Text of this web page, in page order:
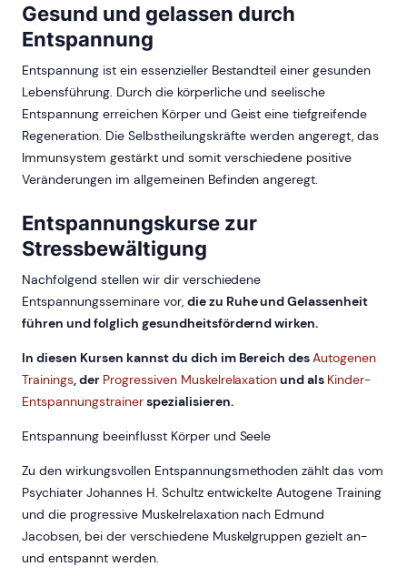
Gesund und gelassen durch
Entspannung
Entspannung ist ein essenzieller Bestandteil einer gesunden
Lebensführung. Durch die körperliche und seelische
Entspannung erreichen Körper und Geist eine tiefgreifende
Regeneration. Die Selbstheilungskräfte werden angeregt, das
Immunsystem gestärkt und somit verschiedene positive
Veränderungen im allgemeinen Befinden angeregt.
Entspannungskurse zur
Stressbewältigung
Nachfolgend stellen wir dir verschiedene
Entspannungsseminare vor, die zu Ruhe und Gelassenheit
führen und folglich gesundheitsfördernd wirken.
In diesen Kursen kannst du dich im Bereich desAutogenen
Trainings, der Progressiven Muskelrelaxationund als Kinder-
Entspannungstrainerspezialisieren.
Entspannung beeinflusst Körper und Seele
Zu den wirkungsvollen Entspannungsmethoden zählt das vom
Psychiater Johannes H. Schultz entwickelte Autogene Training
und die progressive Muskelrelaxation nach Edmund
Jacobsen, bei der verschiedene Muskelgruppen gezielt an-
und entspannt werden.